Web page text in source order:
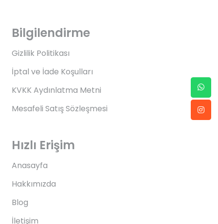
Bilgilendirme
Gizlilik Politikası
İptal ve İade Koşulları
KVKK Aydınlatma Metni
Mesafeli Satış Sözleşmesi
Hızlı Erişim
Anasayfa
Hakkımızda
Blog
İletişim